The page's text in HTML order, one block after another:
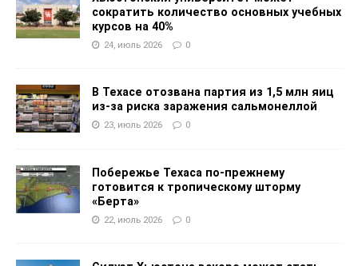
сократить количество основных учебных
курсов на 40%
24, июль 2026 0
В Техасе отозвана партия из 1,5 млн яиц
из-за риска заражения сальмонеллой
23, июль 2026 0
Побережье Техаса по-прежнему
готовится к тропическому шторму
«Берта»
22, июль 2026 0